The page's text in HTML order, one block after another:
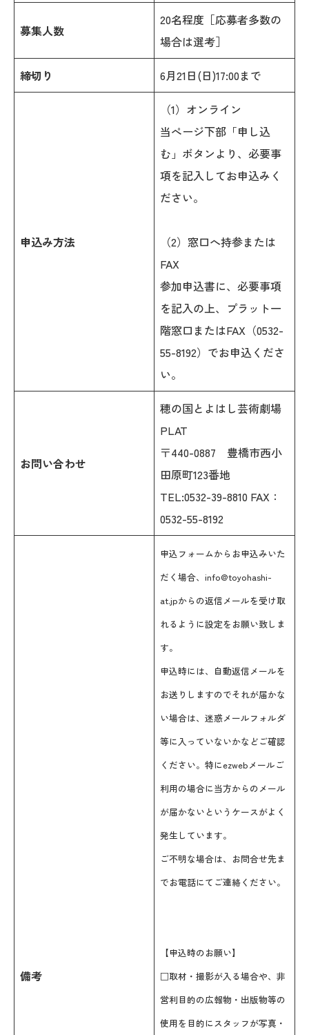
募集人数
20名程度［応募者多数の
場合は選考］
締切り 6月21日(日)17:00まで
申込み方法
（1）オンライン
当ぺージ下部「申し込
む」ボタンより、必要事
項を記入してお申込みく
ださい。
（2）窓口へ持参または
FAX
参加申込書に、必要事項
を記入の上、プラット一
階窓口またはFAX（0532-
55-8192）でお申込くださ
い。
お問い合わせ
穂の国とよはし芸術劇場
PLAT
〒440-0887 豊橋市西小
田原町123番地
TEL:0532-39-8810 FAX：
0532-55-8192
備考
申込フォームからお申込みいた
だく場合、info@toyohashi-
at.jpからの返信メールを受け取
れるように設定をお願い致しま
す。
申込時には、自動返信メールを
お送りしますのでそれが届かな
い場合は、迷惑メールフォルダ
等に入っていないかなどご確認
ください。特にezwebメールご
利用の場合に当方からのメール
が届かないというケースがよく
発生しています。
ご不明な場合は、お問合せ先ま
でお電話にてご連絡ください。
【申込時のお願い】
□取材・撮影が入る場合や、非
営利目的の広報物・出版物等の
使用を目的にスタッフが写真・